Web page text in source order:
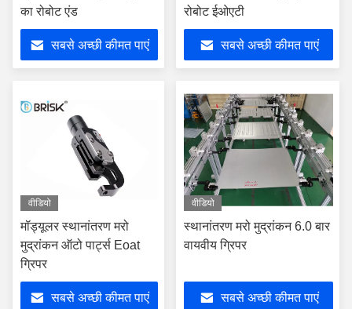
का रोबोट एंड
सबसे अच्छी कीमत पाएं
रोबोट ईओएटी
सबसे अच्छी कीमत पाएं
वीडियो
मॉड्यूलर स्थानांतरण मरो
मुद्रांकन ऑटो पार्ट्स Eoat
ग्रिपर
सबसे अच्छी कीमत पाएं
वीडियो
स्थानांतरण मरो मुद्रांकन 6.0 बार
वायवीय ग्रिपर
सबसे अच्छी कीमत पाएं